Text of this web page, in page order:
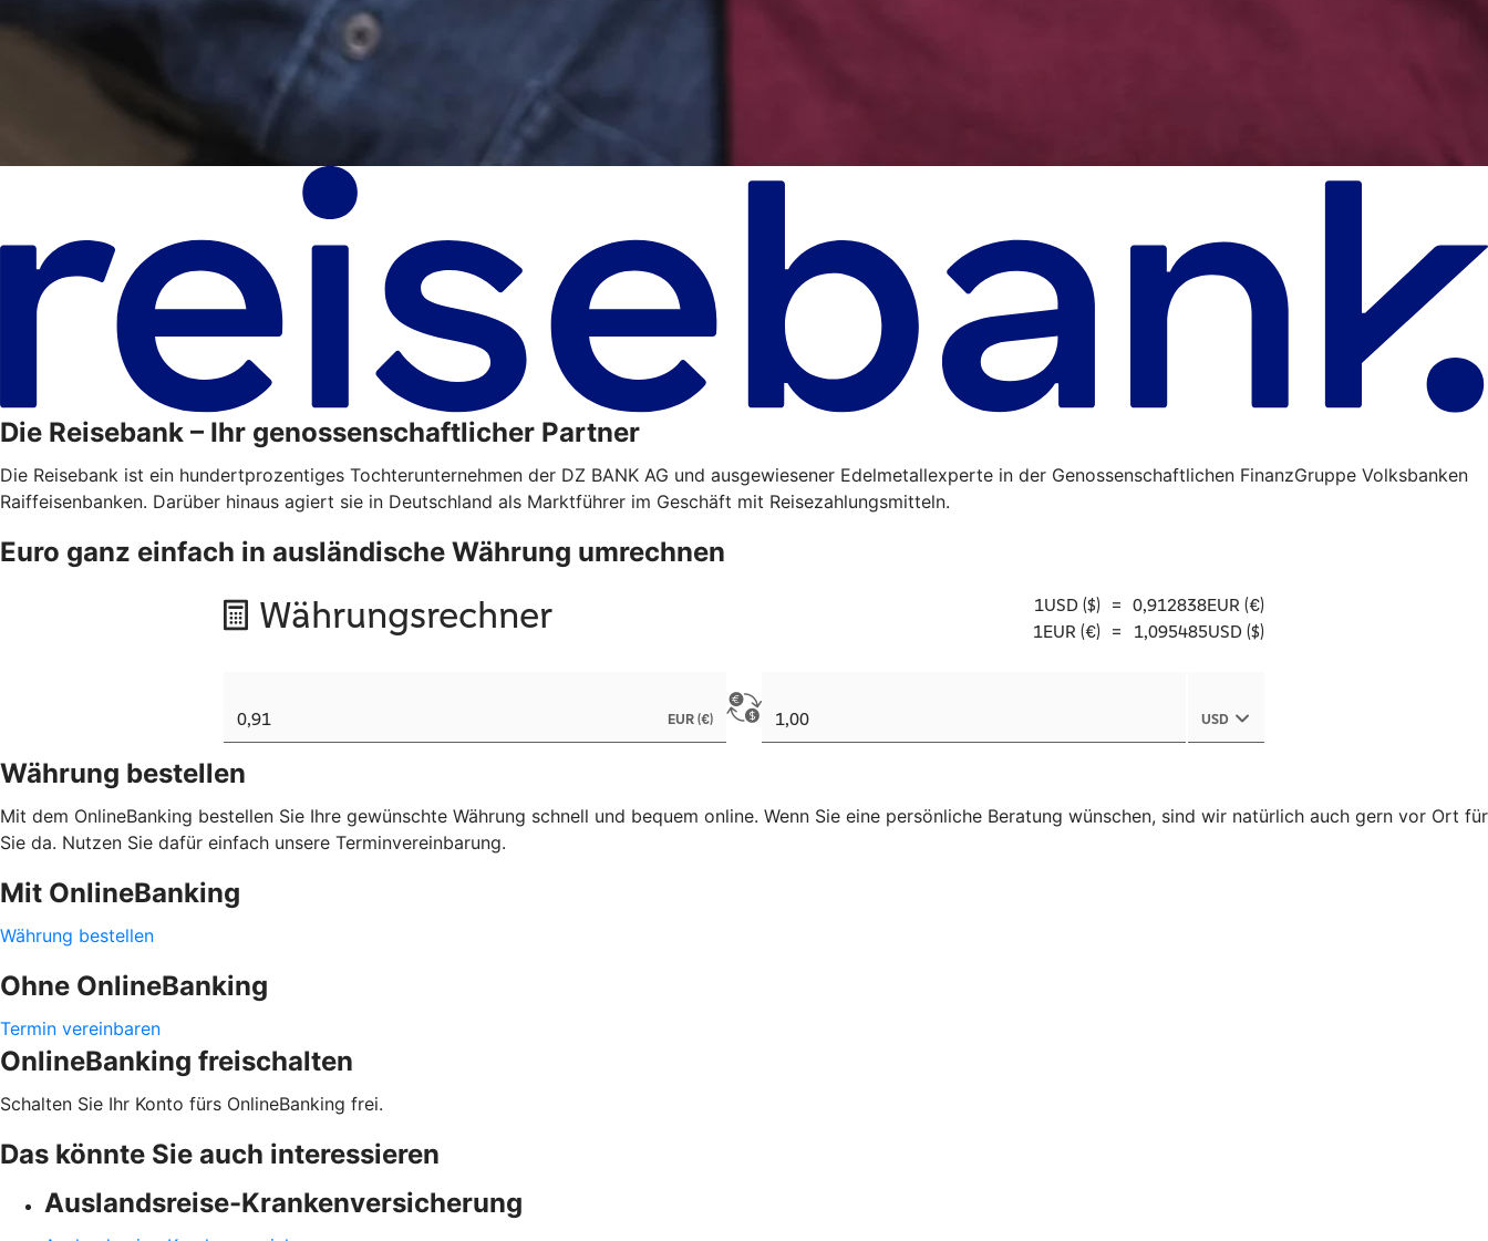
Die Reisebank – Ihr genossenschaftlicher Partner
Die Reisebank ist ein hundertprozentiges Tochterunternehmen der DZ BANK AG und ausgewiesener Edelmetallexperte in der Genossenschaftlichen FinanzGruppe Volksbanken
Raiffeisenbanken. Darüber hinaus agiert sie in Deutschland als Marktführer im Geschäft mit Reisezahlungsmitteln.
Euro ganz einfach in ausländische Währung umrechnen
Währung bestellen
Mit dem OnlineBanking bestellen Sie Ihre gewünschte Währung schnell und bequem online. Wenn Sie eine persönliche Beratung wünschen, sind wir natürlich auch gern vor Ort für
Sie da. Nutzen Sie dafür einfach unsere Terminvereinbarung.
Mit OnlineBanking
Währung bestellen
Ohne OnlineBanking
Termin vereinbaren
OnlineBanking freischalten
Schalten Sie Ihr Konto fürs OnlineBanking frei.
Das könnte Sie auch interessieren
Auslandsreise-Krankenversicherung